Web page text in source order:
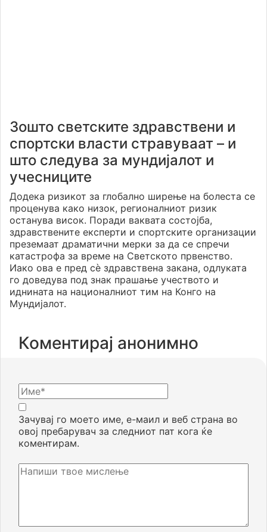
Зошто светските здравствени и
спортски власти стравуваат – и
што следува за мундијалот и
учесниците
Додека ризикот за глобално ширење на болеста се
проценува како низок, регионалниот ризик
останува висок. Поради ваквата состојба,
здравствените експерти и спортските организации
преземаат драматични мерки за да се спречи
катастрофа за време на Светското првенство.
Иако ова е пред сè здравствена закана, одлуката
го доведува под знак прашање учеството и
иднината на националниот тим на Конго на
Мундијалот.
Коментирај анонимно
Зачувај го моето име, е-маил и веб страна во
овој пребарувач за следниот пат кога ќе
коментирам.